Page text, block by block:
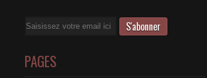
Email
PAGES